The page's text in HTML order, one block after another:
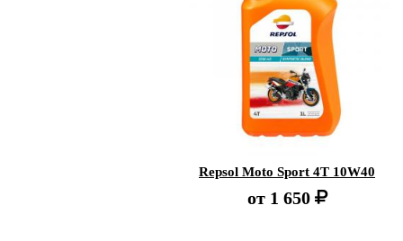
Repsol Moto Sport 4T 10W40
от 1 650